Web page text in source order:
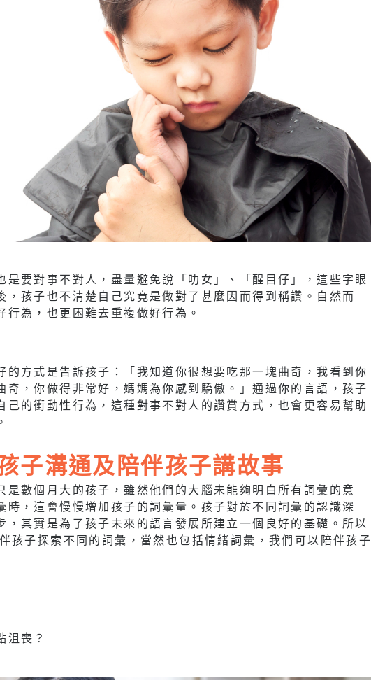
是要對事不對人，盡量避免說「叻女」、「醒目仔」，這些字眼
，孩子也不清楚自己究竟是做對了甚麼因而得到稱讚。自然而
為，也更困難去重複做好行為。
的方式是告訴孩子：「我知道你很想要吃那一塊曲奇，我看到你
奇，你做得非常好，媽媽為你感到驕傲。」通過你的言語，孩子
己的衝動性行為，這種對事不對人的讚賞方式，也會更容易幫助
子溝通及陪伴孩子講故事
是數個月大的孩子，雖然他們的大腦未能夠明白所有詞彙的意
時，這會慢慢增加孩子的詞彙量。孩子對於不同詞彙的認識深
，其實是為了孩子未來的語言發展所建立一個良好的基礎。所以
孩子探索不同的詞彙，當然也包括情緒詞彙，我們可以陪伴孩子
沮喪？